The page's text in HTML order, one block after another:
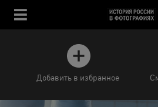
Добавить в избранное